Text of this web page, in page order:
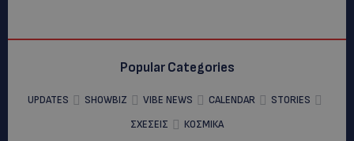
Popular Categories
UPDATES SHOWBIZ VIBE NEWS CALENDAR
STORIES
ΣΧΕΣΕΙΣ
ΚΟΣΜΙΚΑ